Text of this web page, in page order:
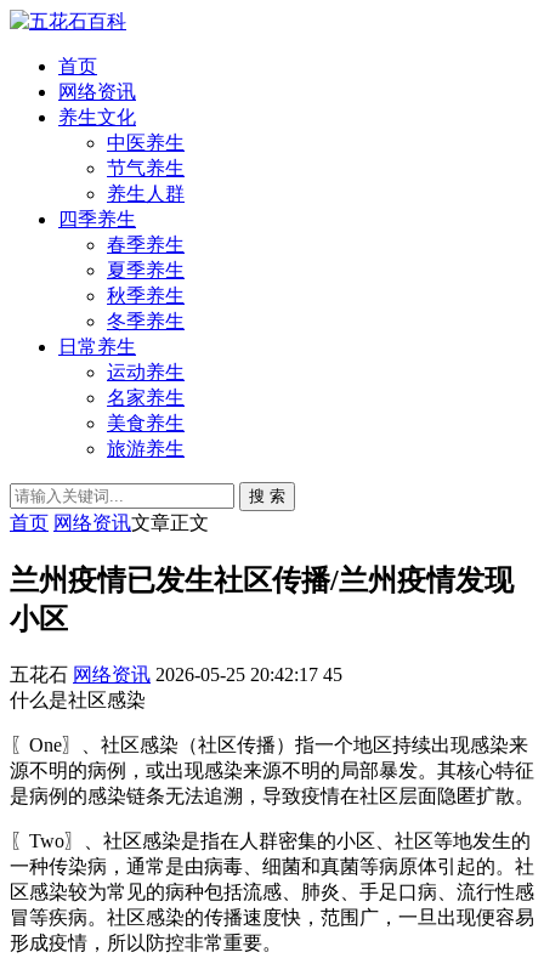
首页
网络资讯
养生文化
中医养生
节气养生
养生人群
四季养生
春季养生
夏季养生
秋季养生
冬季养生
日常养生
运动养生
名家养生
美食养生
旅游养生
搜 索
首页 网络资讯文章正文
兰州疫情已发生社区传播/兰州疫情发现
小区
五花石 网络资讯 2026-05-25 20:42:17 45
什么是社区感染
〖One〗、社区感染（社区传播）指一个地区持续出现感染来
源不明的病例，或出现感染来源不明的局部暴发。其核心特征
是病例的感染链条无法追溯，导致疫情在社区层面隐匿扩散。
〖Two〗、社区感染是指在人群密集的小区、社区等地发生的
一种传染病，通常是由病毒、细菌和真菌等病原体引起的。社
区感染较为常见的病种包括流感、肺炎、手足口病、流行性感
冒等疾病。社区感染的传播速度快，范围广，一旦出现便容易
形成疫情，所以防控非常重要。